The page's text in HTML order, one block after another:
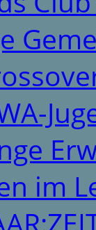
im